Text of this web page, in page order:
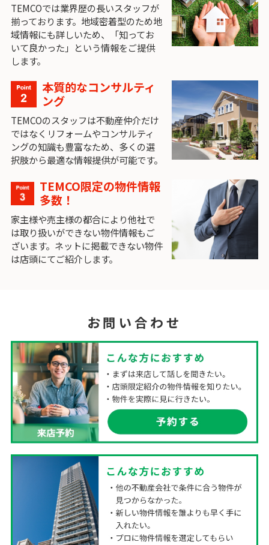
TEMCOでは業界歴の長いスタッフが
揃っております。地域密着型のため地
域情報にも詳しいため、「知ってお
いて良かった」という情報をご提供
します。
本質的なコンサルティ
ング
TEMCOのスタッフは不動産仲介だけ
ではなくリフォームやコンサルティ
ングの知識も豊富なため、多くの選
択肢から最適な情報提供が可能です。
TEMCO限定の物件情報
多数！
家主様や売主様の都合により他社で
は取り扱いができない物件情報もご
ざいます。ネットに掲載できない物件
は店頭にてご紹介します。
お問い合わせ